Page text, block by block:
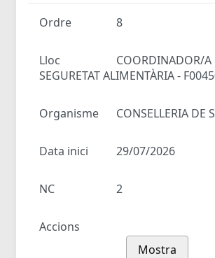
Ordre 8
Lloc
COORDINADOR/A
SEGURETAT ALIMENTÀRIA -
Organisme CONSELLERIA DE
Data inici 29/07/2026
NC 2
Accions
Mostra